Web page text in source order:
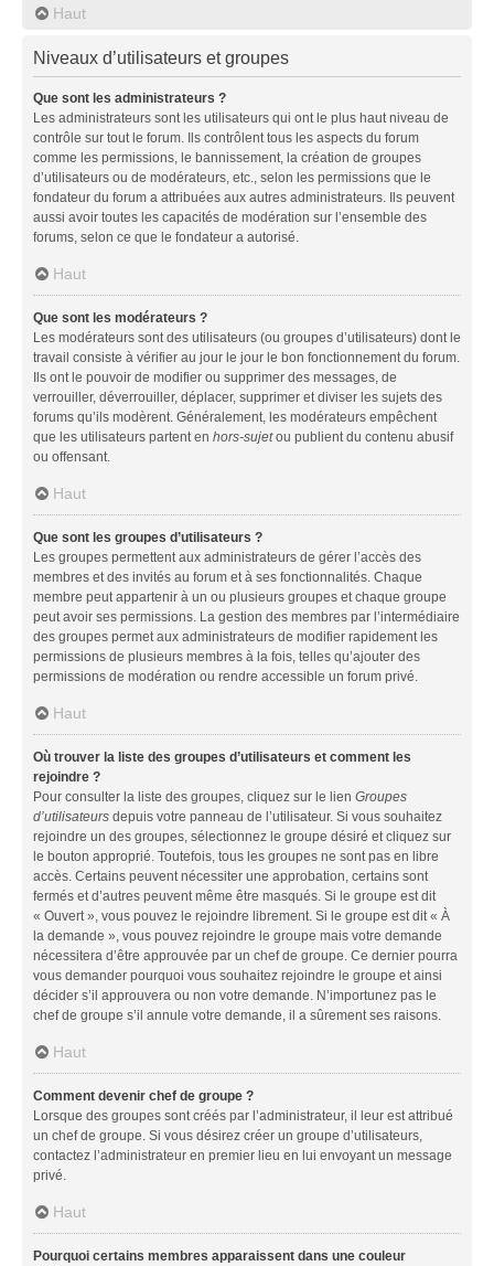
Haut
Niveaux d’utilisateurs et groupes
Que sont les administrateurs ?
Les administrateurs sont les utilisateurs qui ont le plus haut niveau de
contrôle sur tout le forum. Ils contrôlent tous les aspects du forum
comme les permissions, le bannissement, la création de groupes
d’utilisateurs ou de modérateurs, etc., selon les permissions que le
fondateur du forum a attribuées aux autres administrateurs. Ils peuvent
aussi avoir toutes les capacités de modération sur l’ensemble des
forums, selon ce que le fondateur a autorisé.
Haut
Que sont les modérateurs ?
Les modérateurs sont des utilisateurs (ou groupes d’utilisateurs) dont le
travail consiste à vérifier au jour le jour le bon fonctionnement du forum.
Ils ont le pouvoir de modifier ou supprimer des messages, de
verrouiller, déverrouiller, déplacer, supprimer et diviser les sujets des
forums qu’ils modèrent. Généralement, les modérateurs empêchent
que les utilisateurs partent en hors-sujetou publient du contenu abusif
ou offensant.
Haut
Que sont les groupes d’utilisateurs ?
Les groupes permettent aux administrateurs de gérer l’accès des
membres et des invités au forum et à ses fonctionnalités. Chaque
membre peut appartenir à un ou plusieurs groupes et chaque groupe
peut avoir ses permissions. La gestion des membres par l’intermédiaire
des groupes permet aux administrateurs de modifier rapidement les
permissions de plusieurs membres à la fois, telles qu’ajouter des
permissions de modération ou rendre accessible un forum privé.
Haut
Où trouver la liste des groupes d’utilisateurs et comment les
rejoindre ?
Pour consulter la liste des groupes, cliquez sur le lien Groupes
d’utilisateurs depuis votre panneau de l’utilisateur. Si vous souhaitez
rejoindre un des groupes, sélectionnez le groupe désiré et cliquez sur
le bouton approprié. Toutefois, tous les groupes ne sont pas en libre
accès. Certains peuvent nécessiter une approbation, certains sont
fermés et d’autres peuvent même être masqués. Si le groupe est dit
« Ouvert », vous pouvez le rejoindre librement. Si le groupe est dit « À
la demande », vous pouvez rejoindre le groupe mais votre demande
nécessitera d’être approuvée par un chef de groupe. Ce dernier pourra
vous demander pourquoi vous souhaitez rejoindre le groupe et ainsi
décider s’il approuvera ou non votre demande. N’importunez pas le
chef de groupe s’il annule votre demande, il a sûrement ses raisons.
Haut
Comment devenir chef de groupe ?
Lorsque des groupes sont créés par l’administrateur, il leur est attribué
un chef de groupe. Si vous désirez créer un groupe d’utilisateurs,
contactez l’administrateur en premier lieu en lui envoyant un message
privé.
Haut
Pourquoi certains membres apparaissent dans une couleur